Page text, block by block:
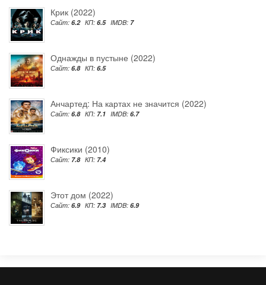
Крик (2022)
Сайт: 6.2 КП: 6.5 IMDB: 7
Однажды в пустыне (2022)
Сайт: 6.8 КП: 6.5
Анчартед: На картах не значится (2022)
Сайт: 6.8 КП: 7.1 IMDB: 6.7
Фиксики (2010)
Сайт: 7.8 КП: 7.4
Этот дом (2022)
Сайт: 6.9 КП: 7.3 IMDB: 6.9